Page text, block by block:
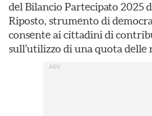
del Bilancio Partecipato 2025
Riposto, strumento di
consente ai cittadini di
sull’utilizzo di una quota delle